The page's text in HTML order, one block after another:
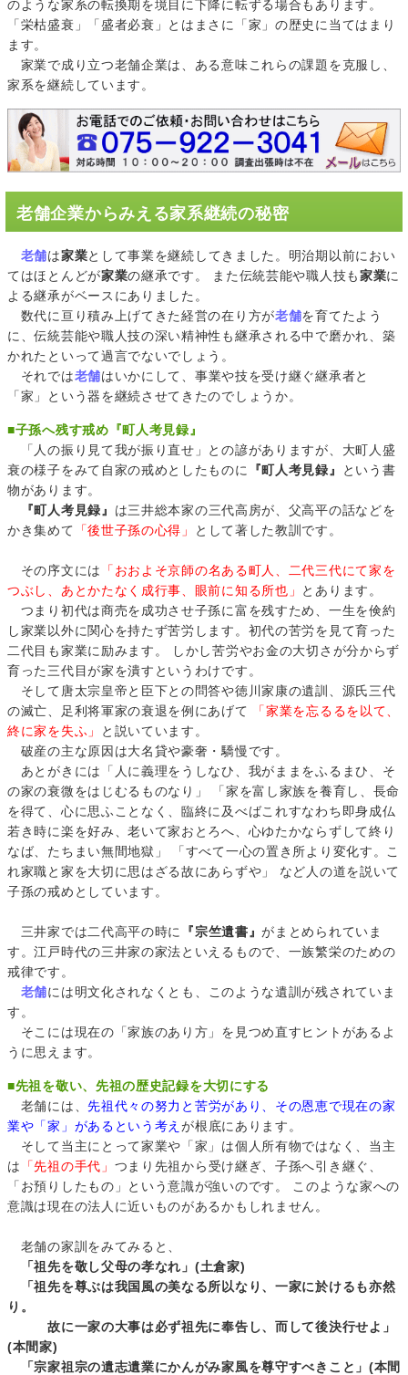
のような家系の転換期を境目に下降に転ずる場合もあります。
「栄枯盛衰」「盛者必衰」とはまさに「家」の歴史に当てはまり
ます。
家業で成り立つ老舗企業は、ある意味これらの課題を克服し、
家系を継続しています。
老舗企業からみえる家系継続の秘密
老舗は家業として事業を継続してきました。明治期以前におい
てはほとんどが家業の継承です。 また伝統芸能や職人技も家業に
よる継承がベースにありました。
数代に亘り積み上げてきた経営の在り方が老舗を育てたよう
に、伝統芸能や職人技の深い精神性も継承される中で磨かれ、築
かれたといって過言でないでしょう。
それでは老舗はいかにして、事業や技を受け継ぐ継承者と
「家」という器を継続させてきたのでしょうか。
■子孫へ残す戒め『町人考見録』
「人の振り見て我が振り直せ」との諺がありますが、大町人盛
衰の様子をみて自家の戒めとしたものに
『町人考見録』
という書
物があります。
『町人考見録』 は三井総本家の三代高房が、父高平の話などを
かき集めて 「後世子孫の心得」 として著した教訓です。
その序文には
「おおよそ京師の名ある町人、二代三代にて家を
つぶし、あとかたなく成行事、眼前に知る所也」 とあります。
つまり初代は商売を成功させ子孫に富を残すため、一生を倹約
し家業以外に関心を持たず苦労します。初代の苦労を見て育った
二代目も家業に励みます。 しかし苦労やお金の大切さが分からず
育った三代目が家を潰すというわけです。
そして唐太宗皇帝と臣下との問答や徳川家康の遺訓、源氏三代
の滅亡、足利将軍家の衰退を例にあげて
「家業を忘るるを以て、
終に家を失ふ」
と説いています。
破産の主な原因は大名貸や豪奢・驕慢です。
あとがきには「人に義理をうしなひ、我がままをふるまひ、そ
の家の衰微をはじむるものなり」 「家を富し家族を養育し、長命
を得て、心に思ふことなく、臨終に及べばこれすなわち即身成仏
若き時に楽を好み、老いて家おとろへ、心ゆたかならずして終り
なば、たちまい無間地獄」 「すべて一心の置き所より変化す。こ
れ家職と家を大切に思はざる故にあらずや」 など人の道を説いて
子孫の戒めとしています。
三井家では二代高平の時に 『宗竺遺書』がまとめられていま
す。江戸時代の三井家の家法といえるもので、一族繁栄のための
戒律です。
老舗には明文化されなくとも、このような遺訓が残されていま
す。
そこには現在の「家族のあり方」を見つめ直すヒントがあるよ
うに思えます。
■先祖を敬い、先祖の歴史記録を大切にする
老舗には、先祖代々の努力と苦労があり、その恩恵で現在の家
業や「家」があるという考えが根底にあります。
そして当主にとって家業や「家」は個人所有物ではなく、当主
は
「先祖の手代」 つまり先祖から受け継ぎ、子孫へ引き継ぐ、
「お預りしたもの」という意識が強いのです。 このような家への
意識は現在の法人に近いものがあるかもしれません。
老舗の家訓をみてみると、
「祖先を敬し父母の孝なれ」(土倉家)
「祖先を尊ぶは我国風の美なる所以なり、一家に於けるも亦然
り。
故に一家の大事は必ず祖先に奉告し、而して後決行せよ」
(本間家)
「宗家祖宗の遺志遺業にかんがみ家風を尊守すべきこと」(本間